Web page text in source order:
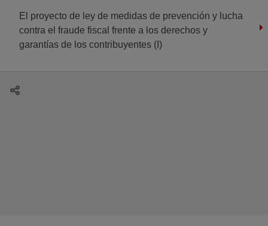
El proyecto de ley de medidas de prevención y lucha
contra el fraude fiscal frente a los derechos y
garantías de los contribuyentes (I)